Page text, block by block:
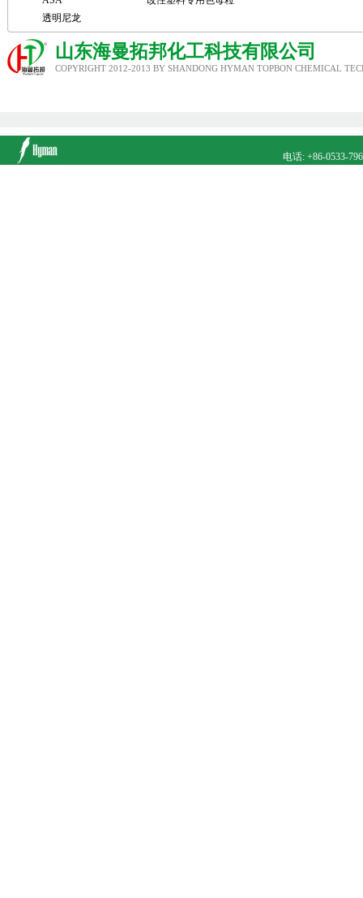
透明尼龙
山东海曼拓邦化工科技有限公司
COPYRIGHT 2012-2013 BY SHANDONG HYMAN TOPBON CHEMICAL
电话: +86-0533-